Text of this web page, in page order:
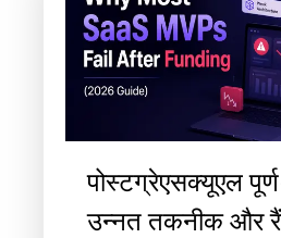
पोस्टग्रेएसक्यूएल
उन्नत तकनीक और